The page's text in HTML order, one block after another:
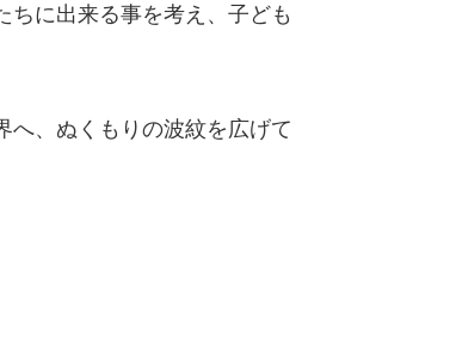
ちに出来る事を考え、子ども
へ、ぬくもりの波紋を広げて